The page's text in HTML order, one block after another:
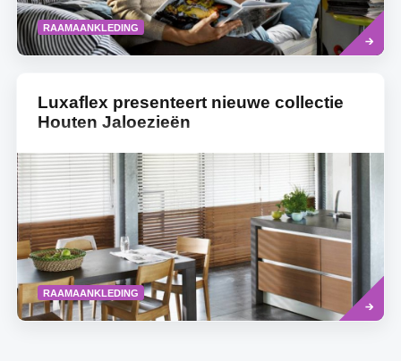
RAAMAANKLEDING
Read
more
Luxaflex presenteert nieuwe collectie
Houten Jaloezieën
RAAMAANKLEDING
Read
more